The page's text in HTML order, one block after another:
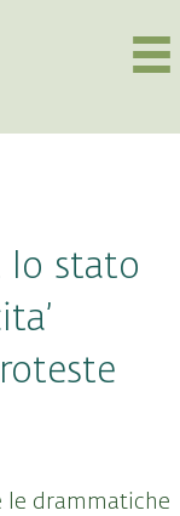
lo stato
le drammatiche